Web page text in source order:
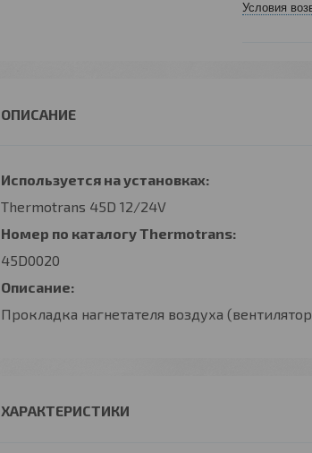
Условия
Используется на установках:
Thermotrans 45D 12/24V
Номер по каталогу Thermotrans:
45D0020
Описание:
Прокладка нагнетателя воздуха
ХАРАКТЕРИСТИКИ